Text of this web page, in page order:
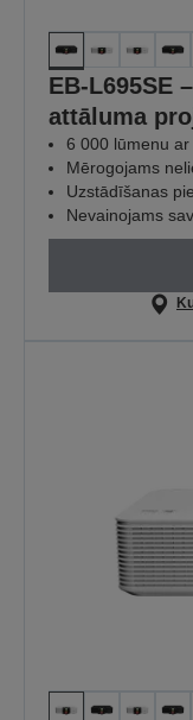
EB-L695SE
attāluma
6 000 lūmenu
Mērogojams
Uzstādīšanas
Nevainojams